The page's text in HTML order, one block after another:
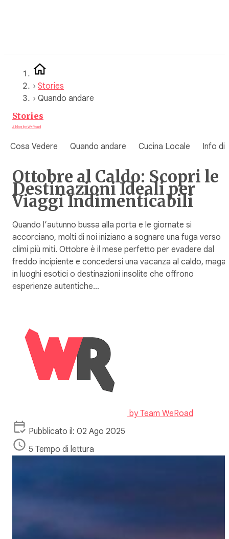
› Stories
› Quando andare
Stories
A blog by WeRoad
Cosa Vedere Quando andare Cucina Locale Info di
Ottobre al Caldo: Scopri le
Destinazioni Ideali per
Viaggi Indimenticabili
Quando l’autunno bussa alla porta e le giornate si
accorciano, molti di noi iniziano a sognare una fuga verso
climi più miti. Ottobre è il mese perfetto per evadere dal
freddo incipiente e concedersi una vacanza al caldo,
in luoghi esotici o destinazioni insolite che offrono
esperienze autentiche…
byTeam WeRoad
Pubblicato il: 02 Ago 2025
5 Tempo di lettura